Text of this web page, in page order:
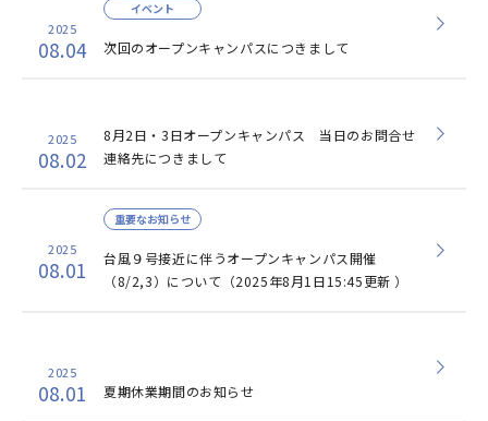
2025
08.04 次回のオープンキャンパスにつきまして
イベント
2025
08.02
8月2日・3日オープンキャンパス 当日のお問合せ
連絡先につきまして
2025
08.01
台風９号接近に伴うオープンキャンパス開催
（8/2,3）について（2025年8月1日15:45更新 ）
重要なお知らせ
2025
08.01 夏期休業期間のお知らせ